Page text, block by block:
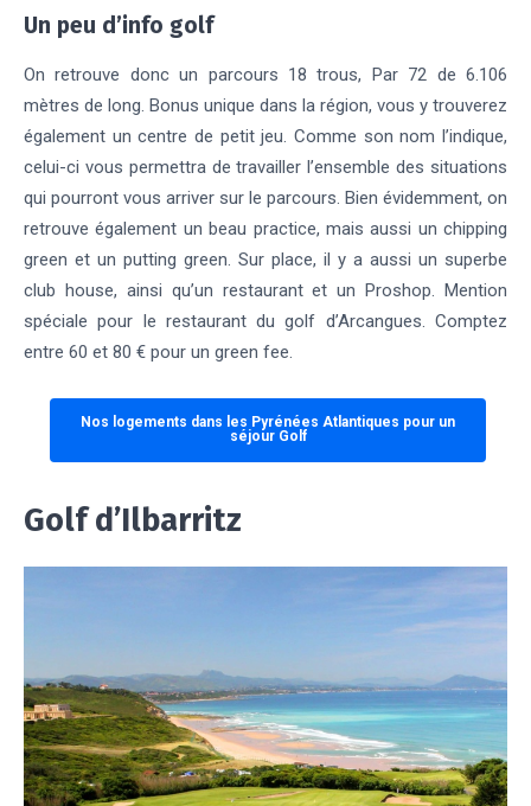
Un peu d’info golf
On retrouve donc un parcours 18 trous, Par 72 de 6.106
mètres de long. Bonus unique dans la région, vous y trouverez
également un centre de petit jeu. Comme son nom l’indique,
celui-ci vous permettra de travailler l’ensemble des situations
qui pourront vous arriver sur le parcours. Bien évidemment, on
retrouve également un beau practice, mais aussi un chipping
green et un putting green. Sur place, il y a aussi un superbe
club house, ainsi qu’un restaurant et un Proshop. Mention
spéciale pour le restaurant du golf d’Arcangues. Comptez
entre 60 et 80 € pour un green fee.
Nos logements dans les Pyrénées Atlantiques pour un
séjour Golf
Golf d’Ilbarritz